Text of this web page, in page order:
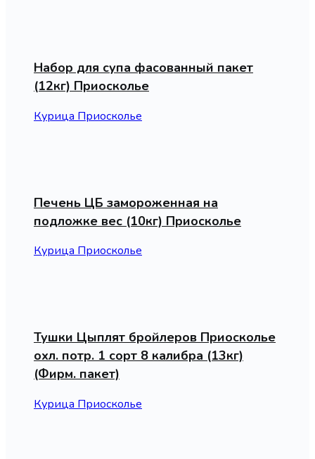
Набор для супа фасованный пакет
(12кг) Приосколье
Курица Приосколье
Печень ЦБ замороженная на
подложке вес (10кг) Приосколье
Курица Приосколье
Тушки Цыплят бройлеров Приосколье
охл. потр. 1 сорт 8 калибра (13кг)
(Фирм. пакет)
Курица Приосколье